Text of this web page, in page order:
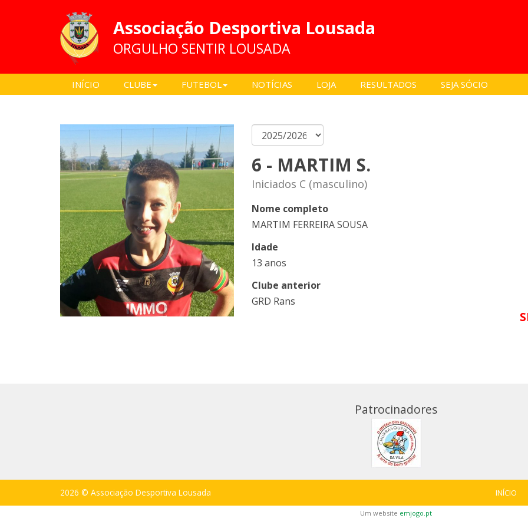
Associação Desportiva Lousada
ORGULHO SENTIR LOUSADA
INÍCIO CLUBE FUTEBOL NOTÍCIAS LOJA RESULTADOS SEJA SÓCIO
6 - MARTIM S.
Iniciados C (masculino)
Nome completo
MARTIM FERREIRA SOUSA
Idade
13 anos
Clube anterior
GRD Rans
Patrocinadores
2026 © Associação Desportiva Lousada INÍCIO
Um website emjogo.pt